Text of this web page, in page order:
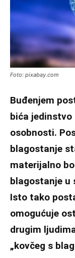
Foto: pixabay.com
Buđenjem
bića jedinstvo
osobnosti.
blagostanje
materijalno
blagostanje u
Isto tako
omogućuje
drugim
„kovčeg s